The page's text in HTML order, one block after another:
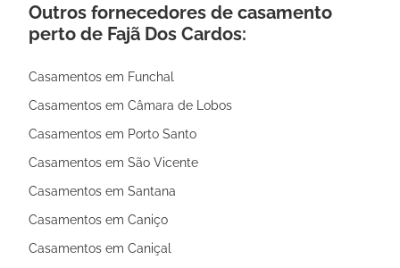
Outros fornecedores de casamento
perto de Fajã Dos Cardos:
Casamentos em Funchal
Casamentos em Câmara de Lobos
Casamentos em Porto Santo
Casamentos em São Vicente
Casamentos em Santana
Casamentos em Caniço
Casamentos em Caniçal